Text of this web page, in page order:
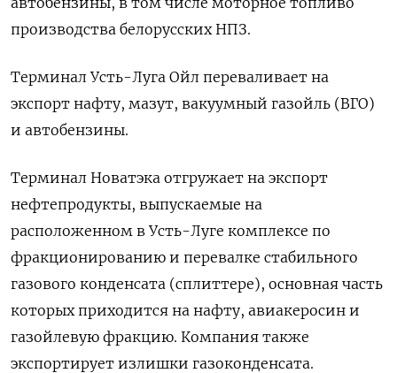
производства белорусских НПЗ.
Терминал Усть-Луга Ойл переваливает на
экспорт нафту, мазут, вакуумный газойль (ВГО)
и автобензины.
Терминал Новатэка отгружает на экспорт
нефтепродукты, выпускаемые на
расположенном в Усть-Луге комплексе по
фракционированию и перевалке стабильного
газового конденсата (сплиттере), основная часть
которых приходится на нафту, авиакеросин и
газойлевую фракцию. Компания также
экспортирует излишки газоконденсата.